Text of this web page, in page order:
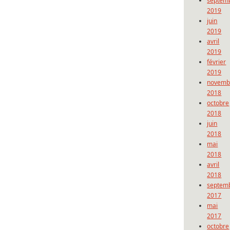
2019
juin
2019
avril
2019
février
2019
2018
octobre
2018
juin
2018
mai
2018
avril
2018
2017
mai
2017
octobre